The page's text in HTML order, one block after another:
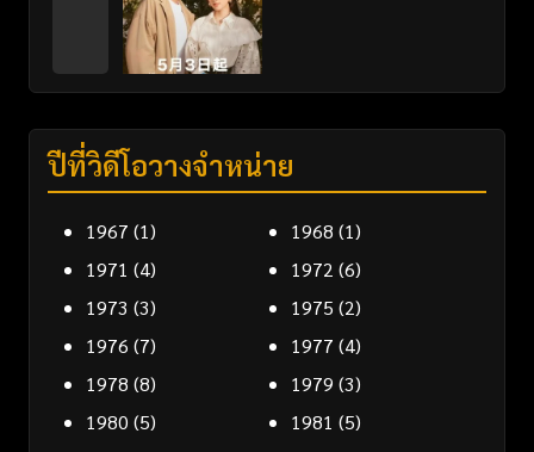
ปีที่วิดีโอวางจำหน่าย
1967 (1) 1968 (1)
1971 (4) 1972 (6)
1973 (3) 1975 (2)
1976 (7) 1977 (4)
1978 (8) 1979 (3)
1980 (5) 1981 (5)